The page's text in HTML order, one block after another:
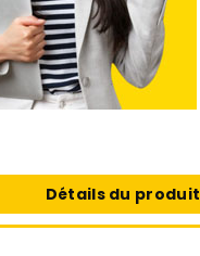
Détails du produit